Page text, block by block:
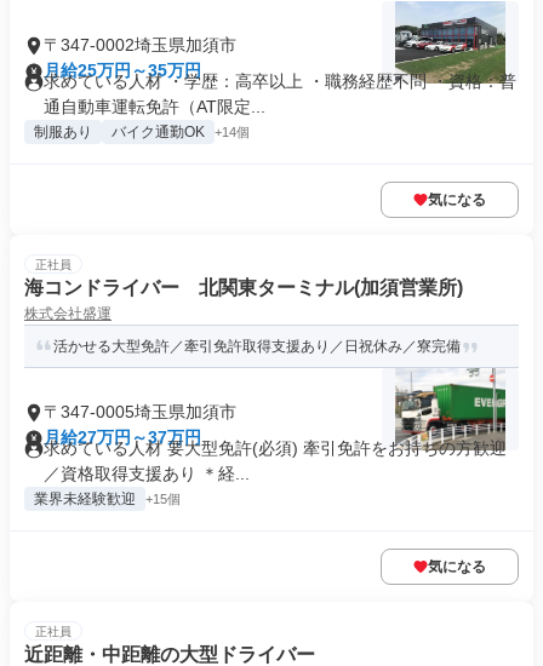
〒347-0002埼玉県加須市
月給25万円～35万円
求めている人材 ・学歴：高卒以上 ・職務経歴不問 ・資格：普
通自動車運転免許（AT限定...
制服あり バイク通勤OK +14個
気になる
正社員
海コンドライバー 北関東ターミナル(加須営業所)
株式会社盛運
活かせる大型免許／牽引免許取得支援あり／日祝休み／寮完備
〒347-0005埼玉県加須市
月給27万円～37万円
求めている人材 要大型免許(必須) 牽引免許をお持ちの方歓迎
／資格取得支援あり ＊経...
業界未経験歓迎 +15個
気になる
正社員
近距離・中距離の大型ドライバー